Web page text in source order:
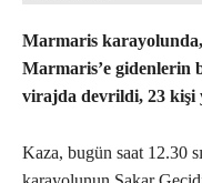
Marmaris
Marmaris’e gidenlerin
virajda devrildi, 23 kişi
Kaza, bugün saat 12.30